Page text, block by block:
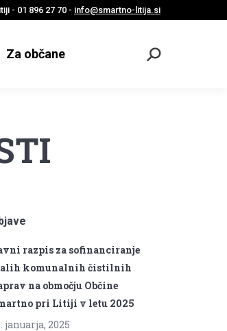
- 01 896 27 70 - info@smartno-litija.si
Za občane
Odpri
razpis za sofinanciranje
komunalnih čistilnih
na območju Občine
pri Litiji v letu 2025
januarja, 2025